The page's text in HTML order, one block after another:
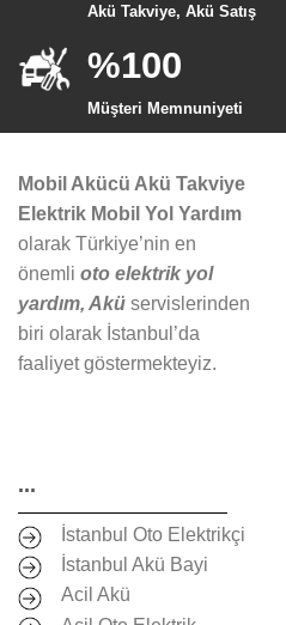
Akü Takviye, Akü Satış
%100
Müşteri Memnuniyeti
Mobil Akücü Akü Takviye
Elektrik Mobil Yol Yardım
olarak Türkiye’nin en
önemli oto elektrik yol
yardım, Akü servislerinden
biri olarak İstanbul’da
faaliyet göstermekteyiz.
...
İstanbul Oto Elektrikçi
İstanbul Akü Bayi
Acil Akü